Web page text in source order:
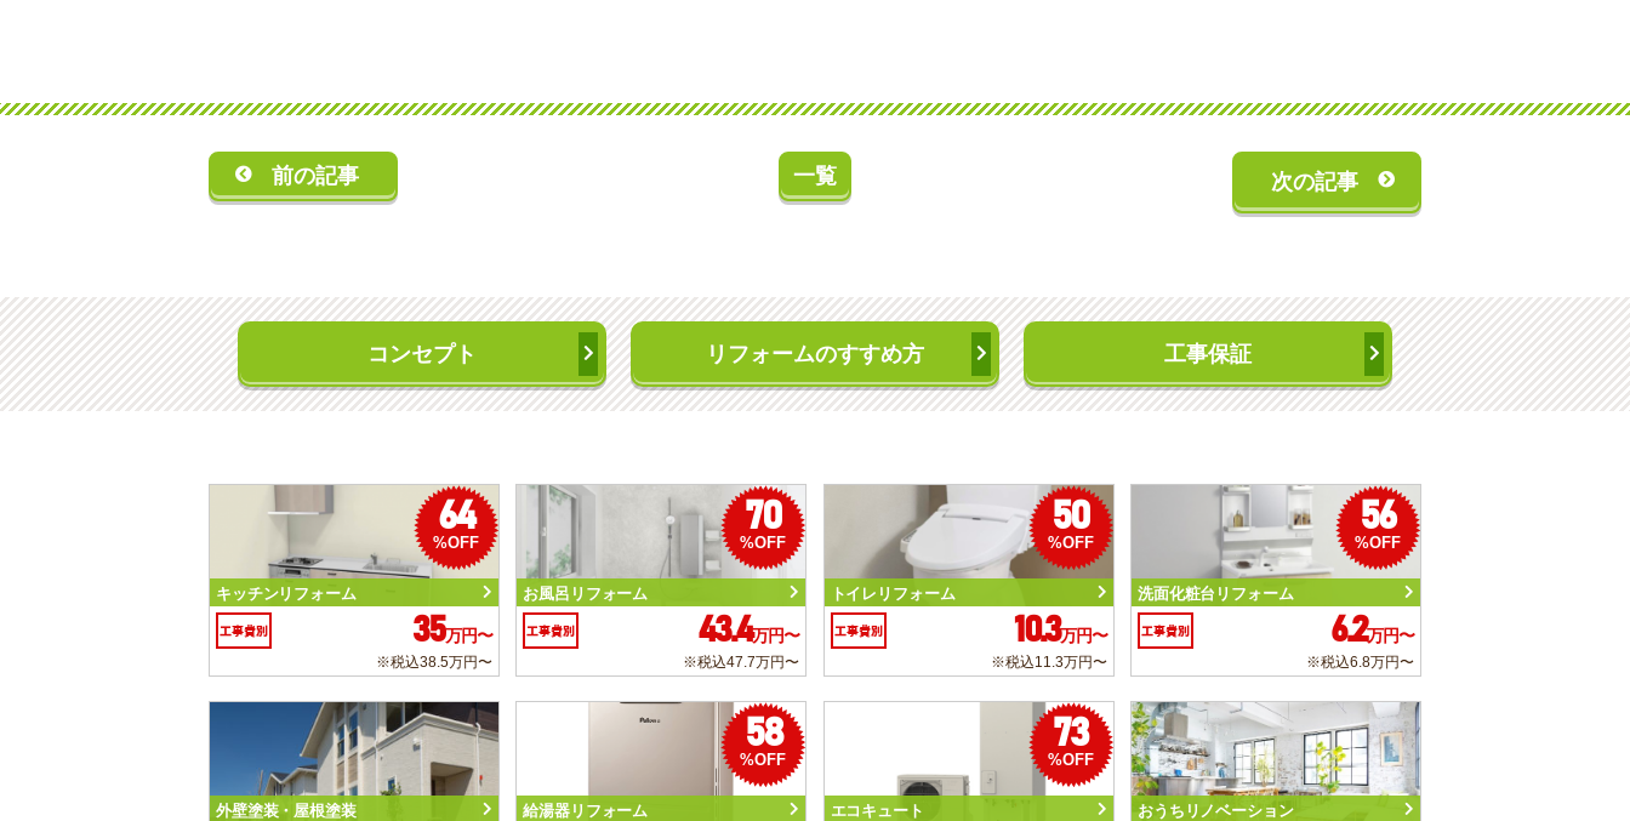
前の記事 一覧 次の記事
コンセプト リフォームのすすめ方 工事保証
64
%OFF
キッチンリフォーム
工事費別 35万円〜
※税込38.5万円〜
70
%OFF
お風呂リフォーム
工事費別 43.4万円〜
※税込47.7万円〜
50
%OFF
トイレリフォーム
工事費別 10.3万円〜
※税込11.3万円〜
56
%OFF
洗面化粧台リフォーム
工事費別 6.2万円〜
※税込6.8万円〜
外壁塗装・屋根塗装
58
%OFF
給湯器リフォーム
73
%OFF
エコキュート おうちリノベーション